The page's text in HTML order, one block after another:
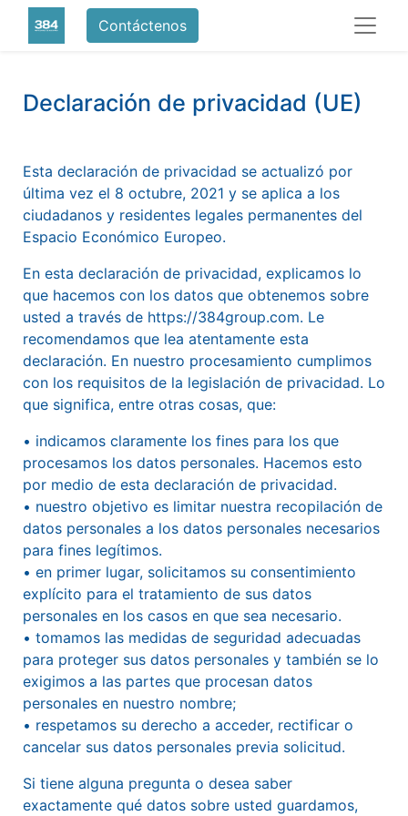
Contáctenos
Declaración de privacidad (UE)
Esta declaración de privacidad se actualizó por
última vez el 8 octubre, 2021 y se aplica a los
ciudadanos y residentes legales permanentes del
Espacio Económico Europeo.
En esta declaración de privacidad, explicamos lo
que hacemos con los datos que obtenemos sobre
usted a través de https://384group.com. Le
recomendamos que lea atentamente esta
declaración. En nuestro procesamiento cumplimos
con los requisitos de la legislación de privacidad. Lo
que significa, entre otras cosas, que:
• indicamos claramente los fines para los que
procesamos los datos personales. Hacemos esto
por medio de esta declaración de privacidad.
• nuestro objetivo es limitar nuestra recopilación de
datos personales a los datos personales necesarios
para fines legítimos.
• en primer lugar, solicitamos su consentimiento
explícito para el tratamiento de sus datos
personales en los casos en que sea necesario.
• tomamos las medidas de seguridad adecuadas
para proteger sus datos personales y también se lo
exigimos a las partes que procesan datos
personales en nuestro nombre;
• respetamos su derecho a acceder, rectificar o
cancelar sus datos personales previa solicitud.
Si tiene alguna pregunta o desea saber
exactamente qué datos sobre usted guardamos,